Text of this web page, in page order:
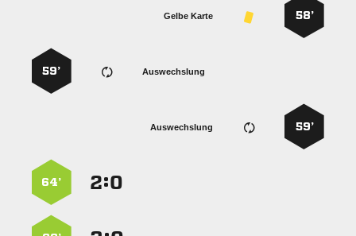
58’
Gelbe Karte
Auswechslung
59’
59’
Auswechslung
:
64’